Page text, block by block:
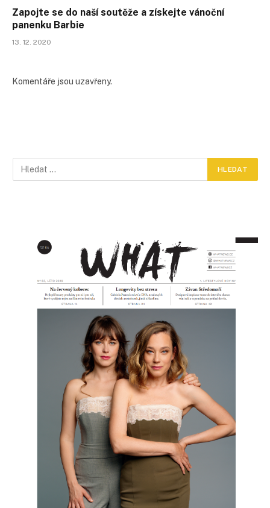
Zapojte se do naší soutěže a získejte vánoční
panenku Barbie
13. 12. 2020
Komentáře jsou uzavřeny.